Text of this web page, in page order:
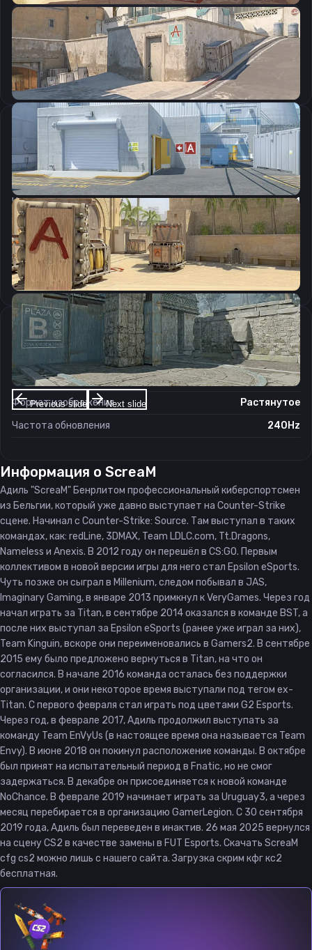
Previous slide Next slide
CSGO-TTOBz-A5H2W-P8Ovq-Dkwxq-9JJaA
Скопировать
Настройки мыши
DPI:
400
Чувствительность мыши в игре:
2.35
Чувствительность мыши в зуме:
1
Чувствительность мыши в Windows:
6/11
Ускорение мыши:
0
m_rawinput:
1
Настройки экрана
Разрешение
1152×864
Соотношение сторон
4:3
Формат изображения
Растянутое
Частота обновления
240Hz
Информация о ScreaM
Адиль "ScreaM" Бенрлитом профессиональный киберспортсмен
из Бельгии, который уже давно выступает на Counter-Strike
сцене. Начинал с Counter-Strike: Source. Там выступал в таких
командах, как: redLine, 3DMAX, Team LDLC.com, Tt.Dragons,
Nameless и Anexis. В 2012 году он перешёл в CS:GO. Первым
коллективом в новой версии игры для него стал Epsilon eSports.
Чуть позже он сыграл в Millenium, следом побывал в JAS,
Imaginary Gaming, в январе 2013 примкнул к VeryGames. Через год
начал играть за Titan, в сентябре 2014 оказался в команде BST, а
после них выступал за Epsilon eSports (ранее уже играл за них),
Team Kinguin, вскоре они переименовались в Gamers2. В сентябре
2015 ему было предложено вернуться в Titan, на что он
согласился. В начале 2016 команда осталась без поддержки
организации, и они некоторое время выступали под тегом ex-
Titan. С первого февраля стал играть под цветами G2 Esports.
Через год, в феврале 2017, Адиль продолжил выступать за
команду Team EnVyUs (в настоящее время она называется Team
Envy). В июне 2018 он покинул расположение команды. В октябре
был принят на испытательный период в Fnatic, но не смог
задержаться. В декабре он присоединяется к новой команде
NoChance. В феврале 2019 начинает играть за Uruguay3, а через
месяц перебирается в организацию GamerLegion. С 30 сентября
2019 года, Адиль был переведен в инактив. 26 мая 2025 вернулся
на сцену CS2 в качестве замены в FUT Esports. Скачать ScreaM
cfg cs2 можно лишь с нашего сайта. Загрузка скрим кфг кс2
бесплатная.